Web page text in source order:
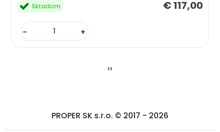
€ 117,00
- +
Skladom
‹›
PROPER SK s.r.o. © 2017 - 2026